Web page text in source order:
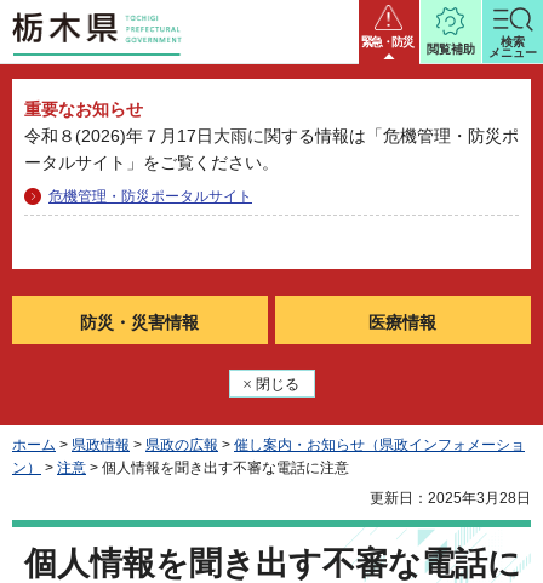
栃木県 緊急・防災
重要なお知らせ
令和８(2026)年７月17日大雨に関する情報は「危機管理・防災ポ
ータルサイト」をご覧ください。
危機管理・防災ポータルサイト
防災・ 災害情報 医療情報
閉じる
閲覧補助
検索
メニュー
ホーム > 県政情報 > 県政の広報 > 催し案内・お知らせ（県政インフォメーショ
ン）
> 注意 > 個人情報を聞き出す不審な電話に注意
更新日：2025年3月28日
個人情報を聞き出す不審な電話に